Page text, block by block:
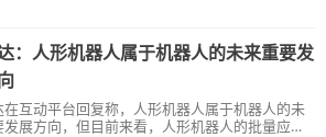
：人形机器人属于机器人的未来重要发
在互动平台回复称，人形机器人属于机器人的未
发展方向，但目前来看，人形机器人的批量应用